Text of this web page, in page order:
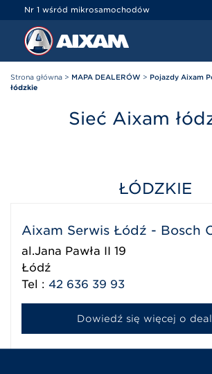
Nr 1 wśród mikrosamochodów
Strona główna > MAPA DEALERÓW > Pojazdy Aixam
łódzkie
Sieć Aixam
ŁÓDZKIE
Aixam Serwis Łódź - Bosch
al.Jana Pawła II 19
Łódź
Tel : 42 636 39 93
Dowiedź się więcej o
Panel zarządzania plikami cookies